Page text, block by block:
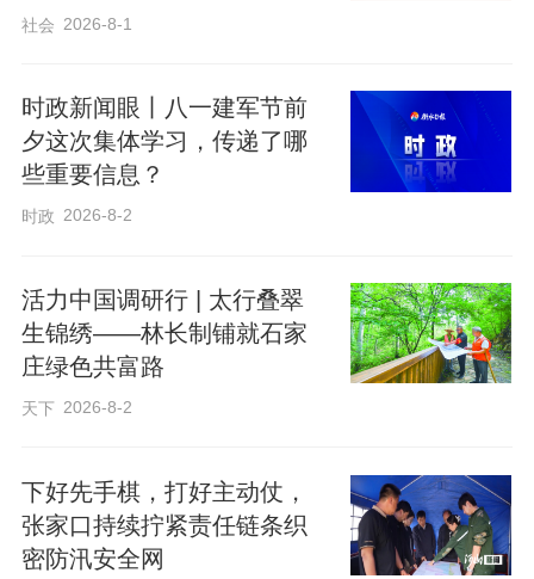
来源：央视新闻客户端
社会 2026-8-1
时政新闻眼丨八一建军节前
夕这次集体学习，传递了哪
些重要信息？
时政 2026-8-2
活力中国调研行 | 太行叠翠
生锦绣——林长制铺就石家
庄绿色共富路
天下 2026-8-2
下好先手棋，打好主动仗，
张家口持续拧紧责任链条织
密防汛安全网